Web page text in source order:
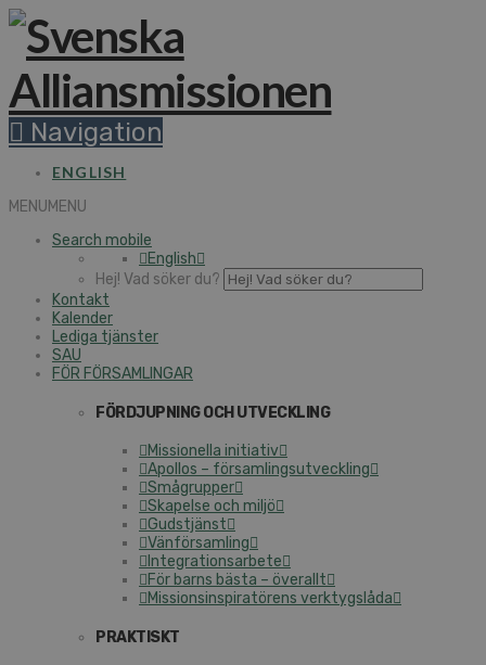
Navigation
ENGLISH
MENUMENU
Search mobile
English
Hej! Vad söker du?
Kontakt
Kalender
Lediga tjänster
SAU
FÖR FÖRSAMLINGAR
FÖRDJUPNING OCH UTVECKLING
Missionella initiativ
Apollos – församlingsutveckling
Smågrupper
Skapelse och miljö
Gudstjänst
Vänförsamling
Integrationsarbete
För barns bästa – överallt
Missionsinspiratörens verktygslåda
PRAKTISKT